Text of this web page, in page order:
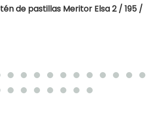
de pastillas Meritor Elsa 2 / 195 /